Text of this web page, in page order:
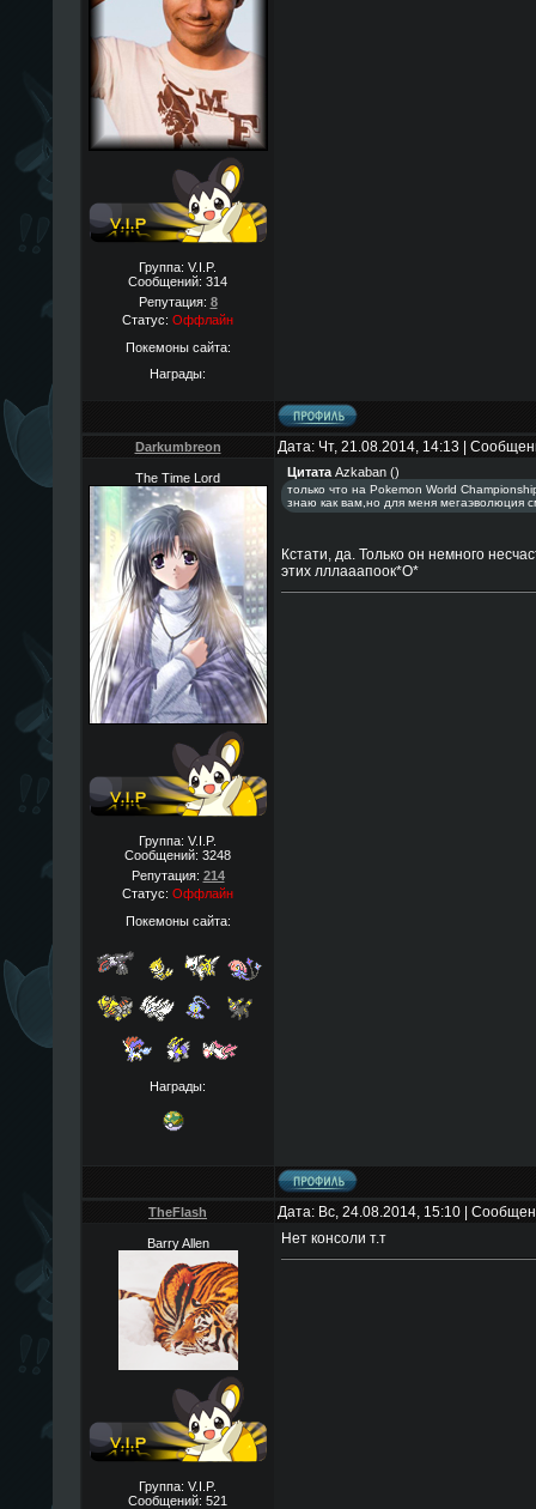
Группа: V.I.P.
Сообщений: 314
Репутация: 8
Статус: Оффлайн
Покемоны сайта:
Награды:
Darkumbreon Дата: Чт, 21.08.2014, 14:13 |
The Time Lord
Группа: V.I.P.
Сообщений: 3248
Репутация: 214
Статус: Оффлайн
Покемоны сайта:
Награды:
Цитата Azkaban()
только что на Pokemon World
знаю как вам,но для меня мегаэволюция
Кстати, да. Только он немного
этих лллааапоок*O*
TheFlаsh Дата: Вс, 24.08.2014, 15:10 |
Barry Allen
Группа: V.I.P.
Сообщений: 521
Нет консоли т.т